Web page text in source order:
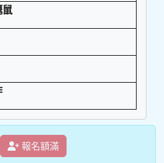
鼠
報名額滿